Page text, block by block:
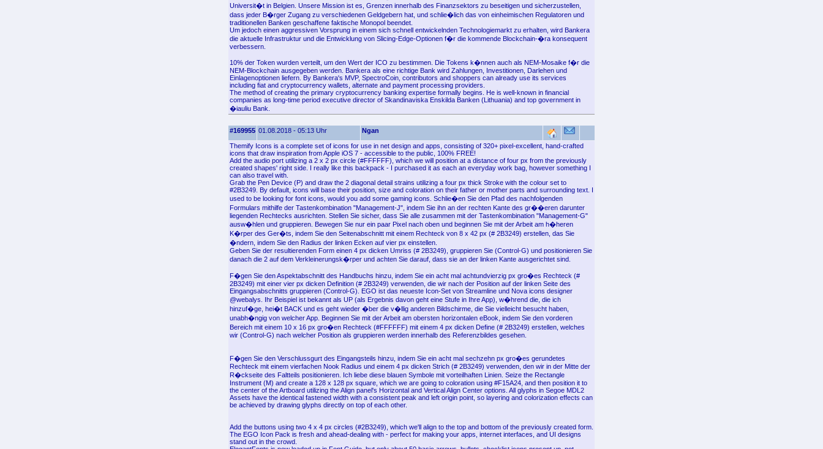
Universit�t in Belgien. Unsere Mission ist es, Grenzen innerhalb des Finanzsektors zu beseitigen und sicherzustellen,
dass jeder B�rger Zugang zu verschiedenen Geldgebern hat, und schlie�lich das von einheimischen Regulatoren und
traditionellen Banken geschaffene faktische Monopol beendet.
Um jedoch einen aggressiven Vorsprung in einem sich schnell entwickelnden Technologiemarkt zu erhalten, wird Bankera
die aktuelle Infrastruktur und die Entwicklung von Slicing-Edge-Optionen f�r die kommende Blockchain-�ra konsequent
verbessern.
10% der Token wurden verteilt, um den Wert der ICO zu bestimmen. Die Tokens k�nnen auch als NEM-Mosaike f�r die
NEM-Blockchain ausgegeben werden. Bankera als eine richtige Bank wird Zahlungen, Investitionen, Darlehen und
Einlagenoptionen liefern. By Bankera's MVP, SpectroCoin, contributors and shoppers can already use its services
including fiat and cryptocurrency wallets, alternate and payment processing providers.
The method of creating the primary cryptocurrency banking expertise formally begins. He is well-known in financial
companies as long-time period executive director of Skandinaviska Enskilda Banken (Lithuania) and top government in
�iauliu Bank.
#169955 01.08.2018 - 05:13 Uhr Ngan
Themify Icons is a complete set of icons for use in net design and apps, consisting of 320+ pixel-excellent, hand-crafted
icons that draw inspiration from Apple iOS 7 - accessible to the public, 100% FREE!
Add the audio port utilizing a 2 x 2 px circle (#FFFFFF), which we will position at a distance of four px from the previously
created shapes' right side. I really like this backpack - I purchased it as each an everyday work bag, however something I
can also travel with.
Grab the Pen Device (P) and draw the 2 diagonal detail strains utilizing a four px thick Stroke with the colour set to
#2B3249. By default, icons will base their position, size and coloration on their father or mother parts and surrounding text. I
used to be looking for font icons, would you add some gaming icons. Schlie�en Sie den Pfad des nachfolgenden
Formulars mithilfe der Tastenkombination "Management-J", indem Sie ihn an der rechten Kante des gr��eren darunter
liegenden Rechtecks ausrichten. Stellen Sie sicher, dass Sie alle zusammen mit der Tastenkombination "Management-G"
ausw�hlen und gruppieren. Bewegen Sie nur ein paar Pixel nach oben und beginnen Sie mit der Arbeit am h�heren
K�rper des Ger�ts, indem Sie den Seitenabschnitt mit einem Rechteck von 8 x 42 px (# 2B3249) erstellen, das Sie
�ndern, indem Sie den Radius der linken Ecken auf vier px einstellen.
Geben Sie der resultierenden Form einen 4 px dicken Umriss (# 2B3249), gruppieren Sie (Control-G) und positionieren Sie
danach die 2 auf dem Verkleinerungsk�rper und achten Sie darauf, dass sie an der linken Kante ausgerichtet sind.
F�gen Sie den Aspektabschnitt des Handbuchs hinzu, indem Sie ein acht mal achtundvierzig px gro�es Rechteck (#
2B3249) mit einer vier px dicken Definition (# 2B3249) verwenden, die wir nach der Position auf der linken Seite des
Eingangsabschnitts gruppieren (Control-G). EGO ist das neueste Icon-Set von Streamline und Nova icons designer
@webalys. Ihr Beispiel ist bekannt als UP (als Ergebnis davon geht eine Stufe in Ihre App), w�hrend die, die ich
hinzuf�ge, hei�t BACK und es geht wieder �ber die v�llig anderen Bildschirme, die Sie vielleicht besucht haben,
unabh�ngig von welcher App. Beginnen Sie mit der Arbeit am obersten horizontalen eBook, indem Sie den vorderen
Bereich mit einem 10 x 16 px gro�en Rechteck (#FFFFFF) mit einem 4 px dicken Define (# 2B3249) erstellen, welches
wir (Control-G) nach welcher Position als gruppieren werden innerhalb des Referenzbildes gesehen.
F�gen Sie den Verschlussgurt des Eingangsteils hinzu, indem Sie ein acht mal sechzehn px gro�es gerundetes
Rechteck mit einem vierfachen Nook Radius und einem 4 px dicken Strich (# 2B3249) verwenden, den wir in der Mitte der
R�ckseite des Faltteils positionieren. Ich liebe diese blauen Symbole mit vorteilhaften Linien. Seize the Rectangle
Instrument (M) and create a 128 x 128 px square, which we are going to coloration using #F15A24, and then position it to
the center of the Artboard utilizing the Align panel's Horizontal and Vertical Align Center options. All glyphs in Segoe MDL2
Assets have the identical fastened width with a consistent peak and left origin point, so layering and colorization effects can
be achieved by drawing glyphs directly on top of each other.
Add the buttons using two 4 x 4 px circles (#2B3249), which we'll align to the top and bottom of the previously created form.
The EGO Icon Pack is fresh and ahead-dealing with - perfect for making your apps, internet interfaces, and UI designs
stand out in the crowd.